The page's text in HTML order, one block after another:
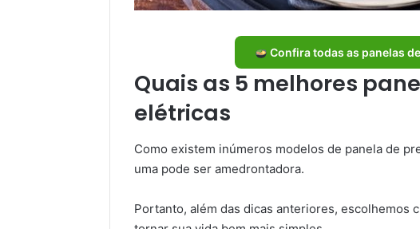
Confira todas as panelas
Quais as 5 melhores
elétricas
Como existem inúmeros modelos de panela de
uma pode ser amedrontadora.
Portanto, além das dicas anteriores, escolhemos